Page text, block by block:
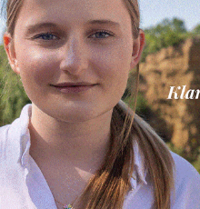
Cronaca 4 Agosto 2026
Un anno fa la strage
Gianni, Giulia e
processo, lo stop ai
Cronaca 3 Agosto 2026
Scomparso da una
Fiorentino l’uomo che
Levane nel 2020